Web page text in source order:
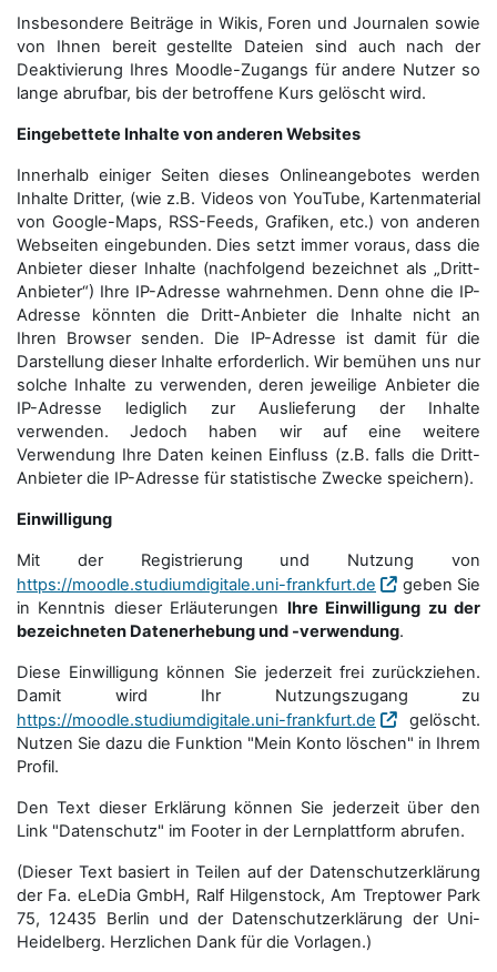
Insbesondere Beiträge in Wikis, Foren und Journalen sowie
von Ihnen bereit gestellte Dateien sind auch nach der
Deaktivierung Ihres Moodle-Zugangs für andere Nutzer so
lange abrufbar, bis der betroffene Kurs gelöscht wird.
Eingebettete Inhalte von anderen Websites
Innerhalb einiger Seiten dieses Onlineangebotes werden
Inhalte Dritter, (wie z.B. Videos von YouTube, Kartenmaterial
von Google-Maps, RSS-Feeds, Grafiken, etc.) von anderen
Webseiten eingebunden. Dies setzt immer voraus, dass die
Anbieter dieser Inhalte (nachfolgend bezeichnet als „Dritt-
Anbieter“) Ihre IP-Adresse wahrnehmen. Denn ohne die IP-
Adresse könnten die Dritt-Anbieter die Inhalte nicht an
Ihren Browser senden. Die IP-Adresse ist damit für die
Darstellung dieser Inhalte erforderlich. Wir bemühen uns nur
solche Inhalte zu verwenden, deren jeweilige Anbieter die
IP-Adresse lediglich zur Auslieferung der Inhalte
verwenden. Jedoch haben wir auf eine weitere
Verwendung Ihre Daten keinen Einfluss (z.B. falls die Dritt-
Anbieter die IP-Adresse für statistische Zwecke speichern).
Einwilligung
Mit der Registrierung und Nutzung von
https://moodle.studiumdigitale.uni-frankfurt.de
geben Sie
in Kenntnis dieser Erläuterungen Ihre Einwilligung zu der
bezeichneten Datenerhebung und -verwendung.
Diese Einwilligung können Sie jederzeit frei zurückziehen.
Damit wird Ihr Nutzungszugang zu
https://moodle.studiumdigitale.uni-frankfurt.de
gelöscht.
Nutzen Sie dazu die Funktion "Mein Konto löschen" in Ihrem
Profil.
Den Text dieser Erklärung können Sie jederzeit über den
Link "Datenschutz" im Footer in der Lernplattform abrufen.
(Dieser Text basiert in Teilen auf der Datenschutzerklärung
der Fa. eLeDia GmbH, Ralf Hilgenstock, Am Treptower Park
75, 12435 Berlin und der Datenschutzerklärung der Uni-
Heidelberg. Herzlichen Dank für die Vorlagen.)